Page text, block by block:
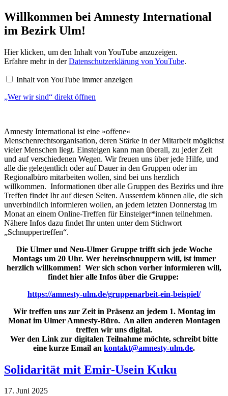
Willkommen bei Amnesty International
im Bezirk Ulm!
„Wer
wir
sind“
YouTube
Hier klicken, um den Inhalt von YouTube anzuzeigen.
Erfahre mehr in derDatenschutzerklärung von YouTube.
Inhalt von YouTube immer anzeigen
„Wer wir sind“ direkt öffnen
Amnesty International ist eine »offene«
Menschenrechtsorganisation, deren Stärke in der Mitarbeit möglichst
vieler Menschen liegt. Einsteigen kann man überall, zu jeder Zeit
und auf verschiedenen Wegen. Wir freuen uns über jede Hilfe, und
alle die gelegentlich oder auf Dauer in den Gruppen oder im
Regionalbüro mitarbeiten wollen, sind bei uns herzlich
willkommen. Informationen über alle Gruppen des Bezirks und ihre
Treffen findet Ihr auf diesen Seiten. Ausserdem können alle, die sich
unverbindlich informieren wollen, an jedem letzten Donnerstag im
Monat an einem Online-Treffen für Einsteiger*innen teilnehmen.
Nähere Infos dazu findet Ihr unten unter dem Stichwort
„Schnuppertreffen“.
Die Ulmer und Neu-Ulmer Gruppe trifft sich jede Woche
Montags um 20 Uhr. Wer hereinschnuppern will, ist immer
herzlich willkommen! Wer sich schon vorher informieren will,
findet hier alle Infos über die Gruppe:
https://amnesty-ulm.de/gruppenarbeit-ein-beispiel/
Wir treffen uns zur Zeit in Präsenz an jedem 1. Montag im
Monat im Ulmer Amnesty-Büro. An allen anderen Montagen
treffen wir uns digital.
Wer den Link zur digitalen Teilnahme möchte, schreibt bitte
eine kurze Email an kontakt@amnesty-ulm.de.
Solidarität mit Emir-Usein Kuku
17. Juni 2025